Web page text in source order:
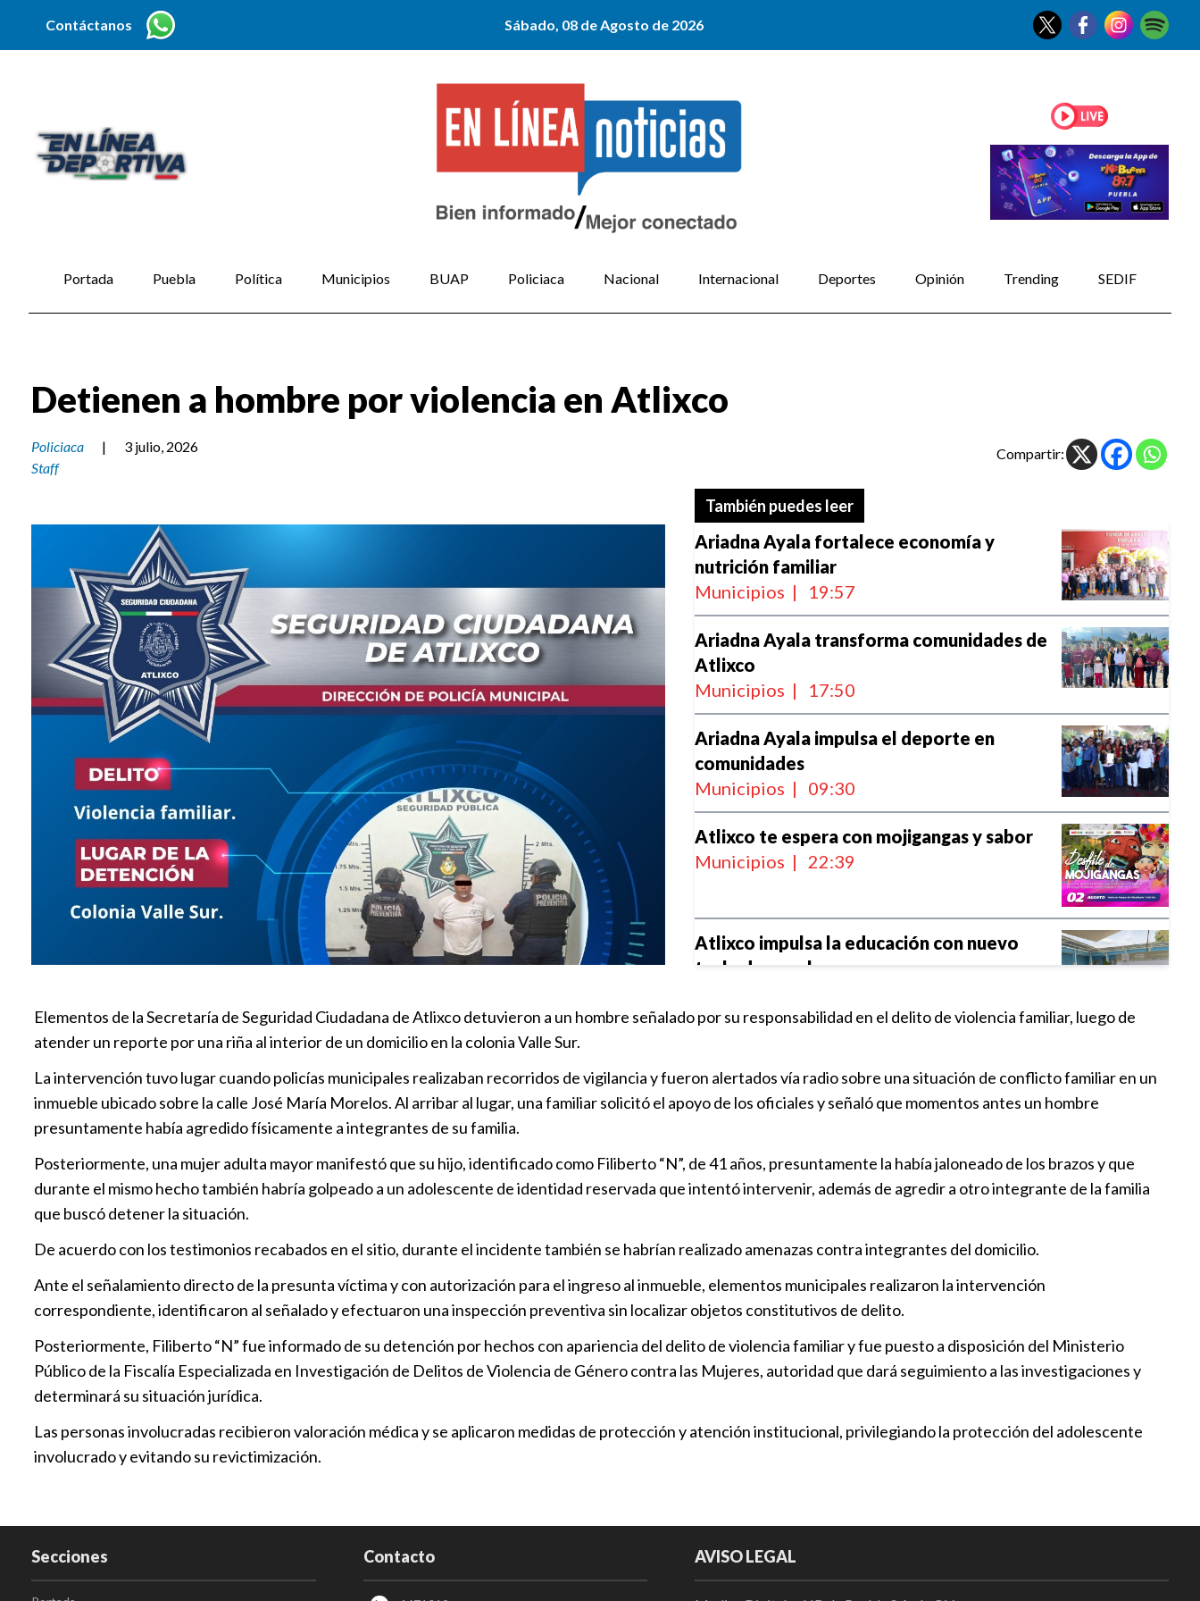
Contáctanos Sábado, 08 de Agosto de 2026
Portada Puebla Política Municipios BUAP Policiaca Nacional Internacional Deportes Opinión Trending SEDIF
Detienen a hombre por violencia en Atlixco
Policiaca |
3 julio, 2026
Staff
Compartir:
También puedes leer
Ariadna Ayala fortalece economía y
nutrición familiar
Municipios | 19:57
Ariadna Ayala transforma comunidades de
Atlixco
Municipios | 17:50
Ariadna Ayala impulsa el deporte en
comunidades
Municipios | 09:30
Atlixco te espera con mojigangas y sabor
Municipios | 22:39
Atlixco impulsa la educación con nuevo
techado escolar
Tenis 2026
Municipios | 22:02
Popular
Municipios | 21:48
Ariadna Ayala invita a curso infantil “En
Municipios | 09:00
Este sábado arranca la Feria de Atlixco
Municipios | 22:30
Ariadna Ayala presentó la Guía del Chile en
Elementos de la Secretaría de Seguridad Ciudadana de Atlixco detuvieron a un hombre señalado por su responsabilidad en el delito de violencia familiar, luego de
atender un reporte por una riña al interior de un domicilio en la colonia Valle Sur.
La intervención tuvo lugar cuando policías municipales realizaban recorridos de vigilancia y fueron alertados vía radio sobre una situación de conflicto familiar en un
inmueble ubicado sobre la calle José María Morelos. Al arribar al lugar, una familiar solicitó el apoyo de los oficiales y señaló que momentos antes un hombre
presuntamente había agredido físicamente a integrantes de su familia.
Posteriormente, una mujer adulta mayor manifestó que su hijo, identificado como Filiberto “N”, de 41 años, presuntamente la había jaloneado de los brazos y que
durante el mismo hecho también habría golpeado a un adolescente de identidad reservada que intentó intervenir, además de agredir a otro integrante de la familia
que buscó detener la situación.
De acuerdo con los testimonios recabados en el sitio, durante el incidente también se habrían realizado amenazas contra integrantes del domicilio.
Ante el señalamiento directo de la presunta víctima y con autorización para el ingreso al inmueble, elementos municipales realizaron la intervención
correspondiente, identificaron al señalado y efectuaron una inspección preventiva sin localizar objetos constitutivos de delito.
Posteriormente, Filiberto “N” fue informado de su detención por hechos con apariencia del delito de violencia familiar y fue puesto a disposición del Ministerio
Público de la Fiscalía Especializada en Investigación de Delitos de Violencia de Género contra las Mujeres, autoridad que dará seguimiento a las investigaciones y
determinará su situación jurídica.
Las personas involucradas recibieron valoración médica y se aplicaron medidas de protección y atención institucional, privilegiando la protección del adolescente
involucrado y evitando su revictimización.
Secciones Contacto AVISO LEGAL